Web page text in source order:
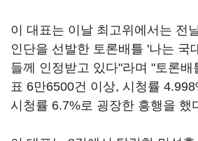
이 대표는 이날 최고위에서는 전
인단을 선발한 토론배틀 '나는 국
들께 인정받고 있다"라며 "토론배
표 6만6500건 이상, 시청률
시청률 6.7%로 굉장한 흥행을 했